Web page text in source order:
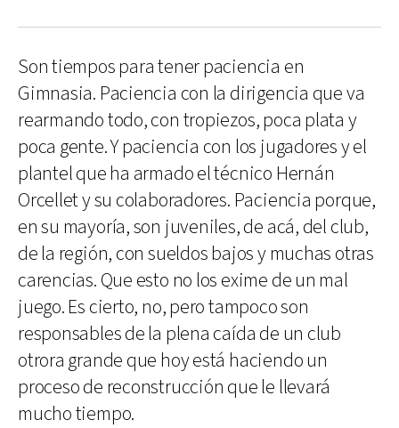
Son tiempos para tener paciencia en
Gimnasia. Paciencia con la dirigencia que va
rearmando todo, con tropiezos, poca plata y
poca gente. Y paciencia con los jugadores y el
plantel que ha armado el técnico Hernán
Orcellet y su colaboradores. Paciencia porque,
en su mayoría, son juveniles, de acá, del club,
de la región, con sueldos bajos y muchas otras
carencias. Que esto no los exime de un mal
juego. Es cierto, no, pero tampoco son
responsables de la plena caída de un club
otrora grande que hoy está haciendo un
proceso de reconstrucción que le llevará
mucho tiempo.